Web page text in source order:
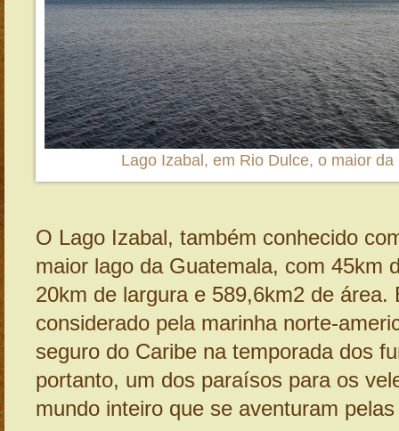
Lago Izabal, em Rio Dulce, o maior da
O Lago Izabal, também conhecido
maior lago da Guatemala, com 45km
20km de largura e 589,6km2 de área.
considerado pela marinha norte-
seguro do Caribe na temporada dos
portanto, um dos paraísos para os
mundo inteiro que se aventuram